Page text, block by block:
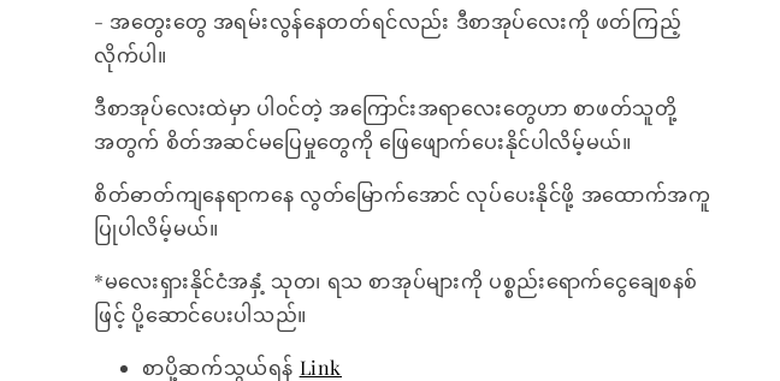
- အတွေးတွေ အရမ်းလွန်နေတတ်ရင်လည်း ဒီစာအုပ်လေးကို ဖတ်ကြည့်
လိုက်ပါ။
ဒီစာအုပ်လေးထဲမှာ ပါ၀င်တဲ့ အကြောင်းအရာလေးတွေဟာ စာဖတ်သူတို့
အတွက် စိတ်အဆင်မပြေမှုတွေကို ဖြေဖျောက်ပေးနိုင်ပါလိမ့်မယ်။
စိတ်ဓာတ်ကျနေရာကနေ လွတ်မြောက်အောင် လုပ်ပေးနိုင်ဖို့ အထောက်အကူ
ပြုပါလိမ့်မယ်။
*မလေးရှားနိုင်ငံအနှံ့ သုတ၊ ရသ စာအုပ်များကို ပစ္စည်းရောက်ငွေချေစနစ်
ဖြင့် ပို့ဆောင်ပေးပါသည်။
စာပို့ဆက်သွယ်ရန် Link